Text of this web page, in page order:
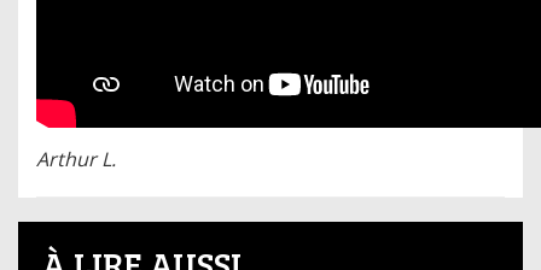
Arthur L.